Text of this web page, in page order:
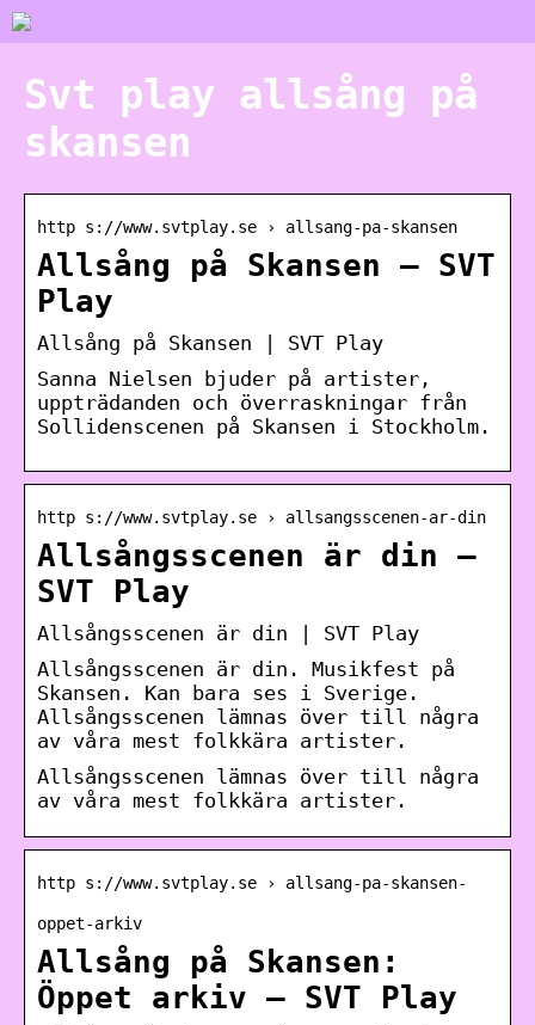
Svt play allsång på
skansen
http s://www.svtplay.se › allsang-pa-skansen
Allsång på Skansen – SVT
Play
Allsång på Skansen | SVT Play
Sanna Nielsen bjuder på artister,
uppträdanden och överraskningar från
Sollidenscenen på Skansen i Stockholm.
http s://www.svtplay.se › allsangsscenen-ar-din
Allsångsscenen är din –
SVT Play
Allsångsscenen är din | SVT Play
Allsångsscenen är din. Musikfest på
Skansen. Kan bara ses i Sverige.
Allsångsscenen lämnas över till några
av våra mest folkkära artister.
Allsångsscenen lämnas över till några
av våra mest folkkära artister.
http s://www.svtplay.se › allsang-pa-skansen-
oppet-arkiv
Allsång på Skansen:
Öppet arkiv – SVT Play